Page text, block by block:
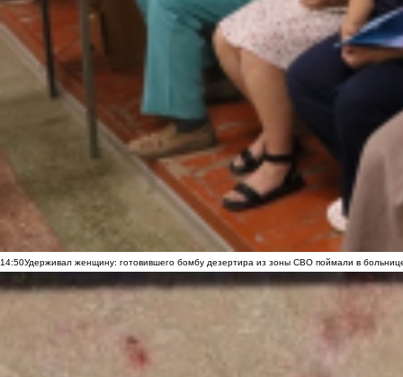
14:50Удерживал женщину: готовившего бомбу дезертира из зоны СВО поймали в